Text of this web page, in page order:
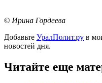
© Ирина Гордеева
Добавьте УралПолит.ру в
новостей дня.
Читайте еще